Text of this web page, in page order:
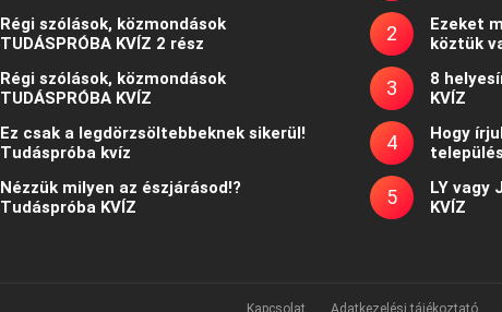
Régi szólások, közmondások
TUDÁSPRÓBA KVÍZ 2 rész
Régi szólások, közmondások
TUDÁSPRÓBA KVÍZ
Ez csak a legdörzsöltebbeknek sikerül!
Tudáspróba kvíz
Nézzük milyen az észjárásod!?
Tudáspróba KVÍZ
Ezeket
köztük
8
KVÍZ
Hogy
LY vagy
KVÍZ
Kapcsolat Adatkezelési tájékoztató